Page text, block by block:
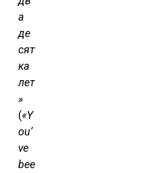
а
де
сят
ка
лет
»
(«Y
ou’
ve
bee